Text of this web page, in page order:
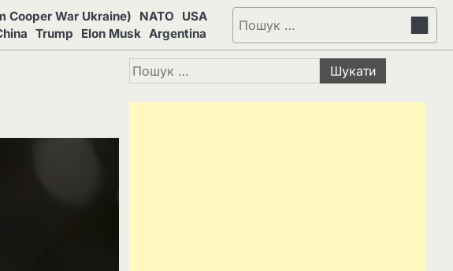
Cooper War Ukraine) NATO
USA
Trump Elon Musk Argentina
Пошук:
Пошук: